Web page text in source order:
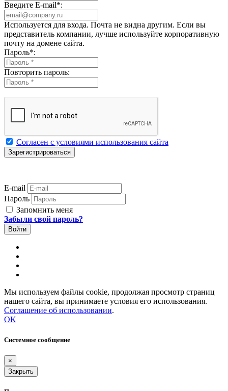
Введите E-mail*:
Используется для входа. Почта не видна другим. Если вы
представитель компании, лучше используйте корпоративную
почту на домене сайта.
Пароль*:
Повторить пароль:
Согласен с условиями использования сайта
E-mail
Пароль
Запомнить меня
Забыли свой пароль?
Мы используем файлы cookie, продолжая просмотр страниц
нашего сайта, вы принимаете условия его использования.
Соглашение об использовании.
OK
Системное сообщение
×
Закрыть